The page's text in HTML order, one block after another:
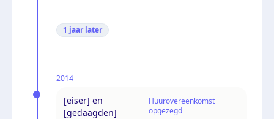
1 jaar later
2014
[eiser] en
[gedaagden]
Huurovereenkomst
opgezegd